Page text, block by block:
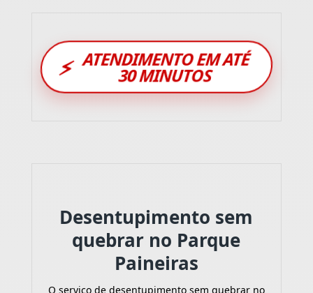
⚡ ATENDIMENTO EM ATÉ
30 MINUTOS
Desentupimento sem
quebrar no Parque
Paineiras
O serviço de desentupimento sem quebrar no